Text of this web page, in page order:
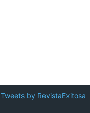
Tweets by RevistaExitosa